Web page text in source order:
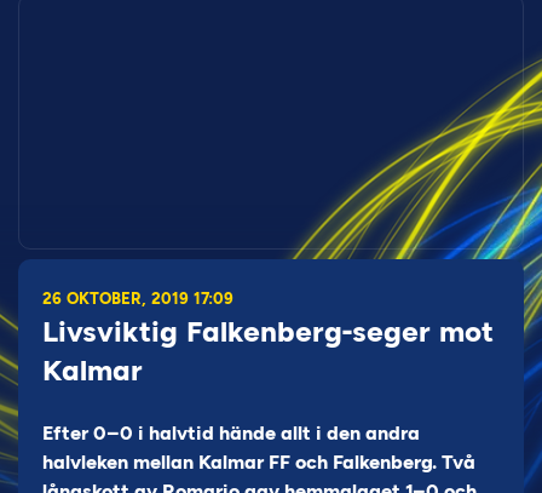
26 OKTOBER, 2019 17:09
Livsviktig Falkenberg-seger mot
Kalmar
Efter 0–0 i halvtid hände allt i den andra
halvleken mellan Kalmar FF och Falkenberg. Två